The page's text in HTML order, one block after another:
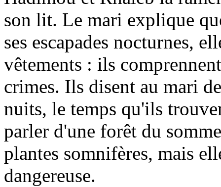
son lit. Le mari explique
ses escapades nocturnes,
vêtements : ils
crimes. Ils disent au mari
nuits, le temps qu'ils
parler d'une forêt du
plantes somnifères, mais
dangereuse.